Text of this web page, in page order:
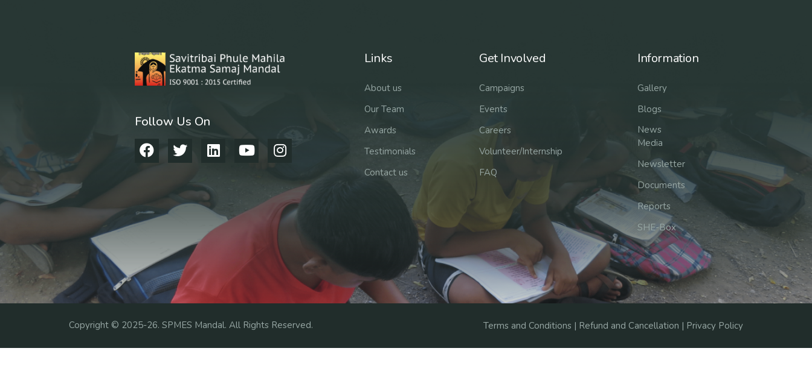
Follow Us On
Links
About us
Our Team
Awards
Testimonials
Contact us
Get Involved
Campaigns
Events
Careers
Volunteer/Internship
FAQ
Information
Gallery
Blogs
News
Media
Newsletter
Documents
Reports
SHE-Box
Copyright © 2025-26. SPMES Mandal. All Rights Reserved. Terms and Conditions | Refund and Cancellation | Privacy Policy